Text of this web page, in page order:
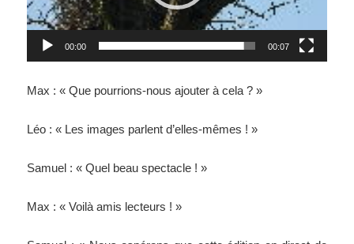
00:00 00:07
Max : « Que pourrions-nous ajouter à cela ? »
Léo : « Les images parlent d’elles-mêmes ! »
Samuel : « Quel beau spectacle ! »
Max : « Voilà amis lecteurs ! »